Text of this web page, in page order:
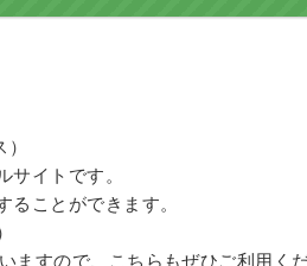
サイトです。
ることができます。
ますので、こちらもぜひご利用くだ